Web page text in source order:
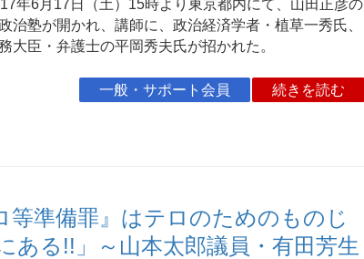
年6月17日（土）15時より東京都内にて、山田正彦の
治塾が開かれ、講師に、政治経済学者・植草一秀氏、
大臣・弁護士の平岡秀夫氏が招かれた。
一般・サポート会員 続きを読む
等準備罪』はテロのためのものじ
ある!!」～山本太郎議員・有田芳生